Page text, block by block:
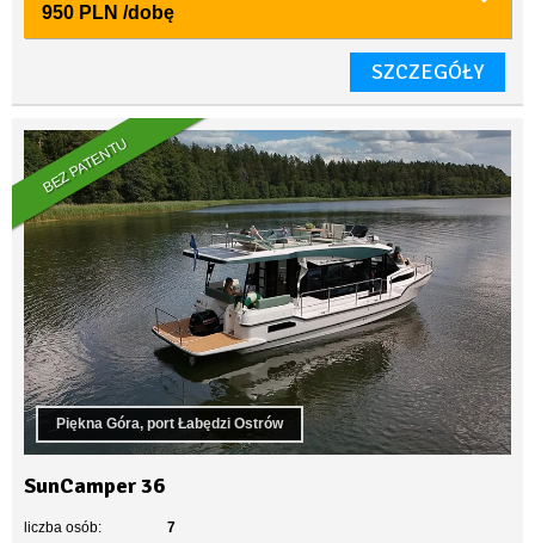
950 PLN /dobę
SZCZEGÓŁY
BEZ PATENTU
Piękna Góra, port Łabędzi Ostrów
SunCamper 36
liczba osób:
7